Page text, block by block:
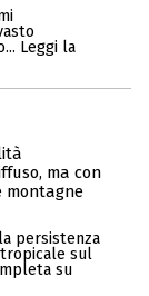
Leggi la
ma con
montagne
persistenza
sul
su